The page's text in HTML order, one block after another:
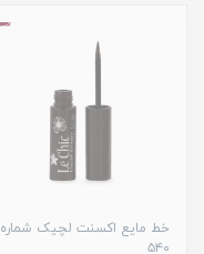
خط مایع اکسنت لچیک شماره
۵۴۰